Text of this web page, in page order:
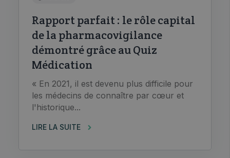
Rapport parfait : le rôle capital
de la pharmacovigilance
démontré grâce au Quiz
Médication
« En 2021, il est devenu plus difficile pour
les médecins de connaître par cœur et
l'historique...
LIRE LA SUITE